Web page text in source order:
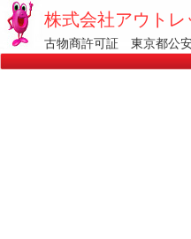
株式会社アウトレ
古物商許可証 東京都公